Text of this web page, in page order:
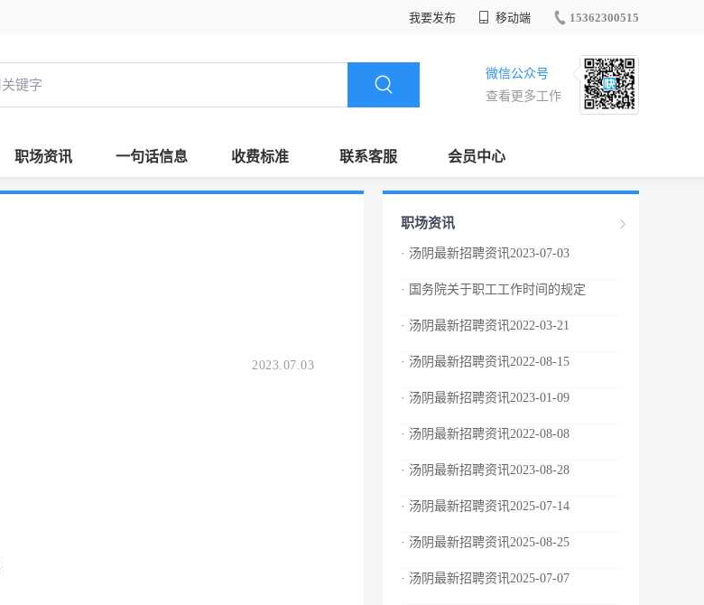
我要发布 移动端 15362300515
微信公众号
查看更多工作
职场资讯 一句话信息 收费标准 联系客服 会员中心
2023.07.03
职场资讯
· 汤阴最新招聘资讯2023-07-03
· 国务院关于职工工作时间的规定
· 汤阴最新招聘资讯2022-03-21
· 汤阴最新招聘资讯2022-08-15
· 汤阴最新招聘资讯2023-01-09
· 汤阴最新招聘资讯2022-08-08
· 汤阴最新招聘资讯2023-08-28
· 汤阴最新招聘资讯2025-07-14
· 汤阴最新招聘资讯2025-08-25
· 汤阴最新招聘资讯2025-07-07